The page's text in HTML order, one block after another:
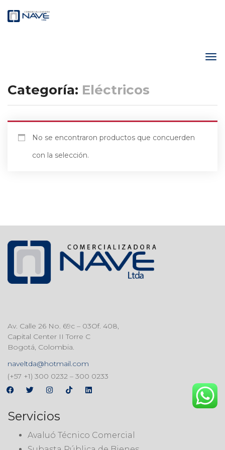
Categoría: Eléctricos
No se encontraron productos que concuerden
con la selección.
Av. Calle 26 No. 69c – 03Of. 408,
Capital Center II Torre C
Bogotá, Colombia.
naveltda@hotmail.com
(+57 +1) 300 0232 – 300 0233
Servicios
Avaluó Técnico Comercial